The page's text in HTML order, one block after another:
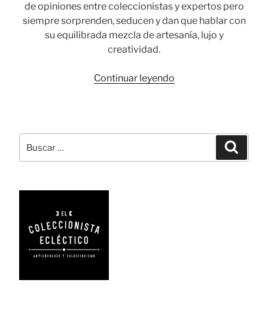
de opiniones entre coleccionistas y expertos pero
siempre sorprenden, seducen y dan que hablar con
su equilibrada mezcla de artesanía, lujo y
creatividad.
Continuar leyendo«Montegrappa,
en
por: